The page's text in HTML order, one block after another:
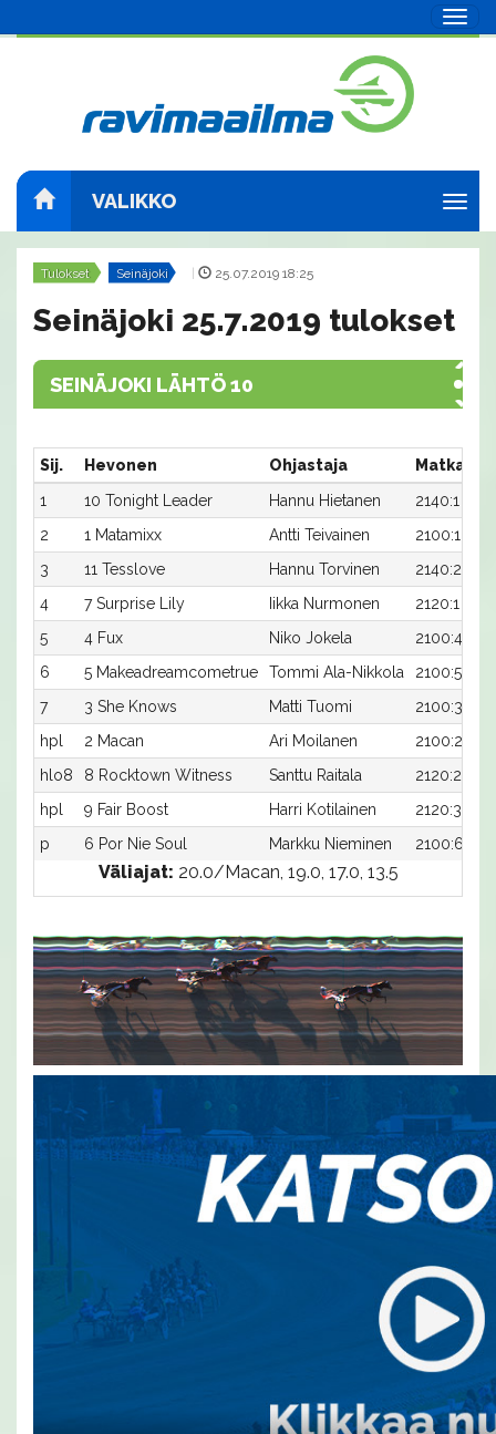
VALIKKO
Tulokset Seinäjoki 25.07.2019 18:25
Seinäjoki 25.7.2019 tulokset
SEINÄJOKI LÄHTÖ 10
Sij. Hevonen Ohjastaja
1
10 Tonight Leader Hannu Hietanen
2140:1
2
1 Matamixx Antti Teivainen
2100:1
3
11 Tesslove Hannu Torvinen
2140:2
4
7 Surprise Lily Iikka Nurmonen
2120:1
5
4 Fux Niko Jokela
2100:4
6
5 Makeadreamcometrue Tommi Ala-Nikkola
2100:5
7
3 She Knows Matti Tuomi
2100:3
hpl
2 Macan Ari Moilanen
2100:2
hlo8
8 Rocktown Witness Santtu Raitala
2120:2
hpl
9 Fair Boost Harri Kotilainen
2120:3
p
6 Por Nie Soul Markku Nieminen 2100:6
Väliajat: 20.0/Macan, 19.0, 17.0, 13.5